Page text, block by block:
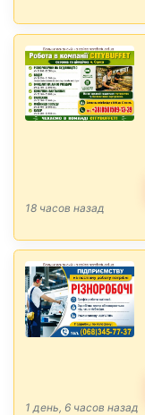
18 часов назад
1 день, 6 часов назад